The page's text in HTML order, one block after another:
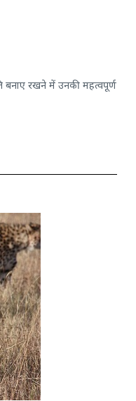
रखने में उनकी महत्वपूर्ण